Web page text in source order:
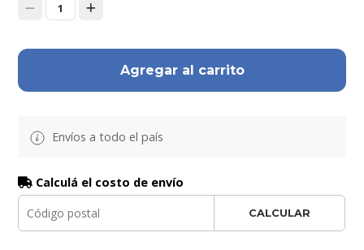
1
Agregar al carrito
Envíos a todo el país
Calculá el costo de envío
CALCULAR